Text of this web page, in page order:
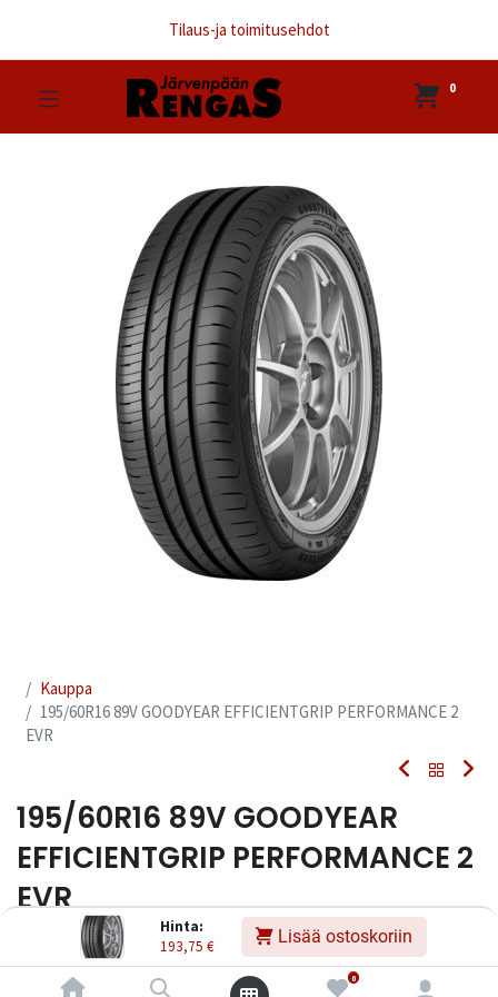
Hinta:
193,75 € Lisää ostoskoriin
0
Tilaus-ja toimitusehdot
0
Kauppa
195/60R16 89V GOODYEAR EFFICIENTGRIP PERFORMANCE 2
EVR
195/60R16 89V GOODYEAR
EFFICIENTGRIP PERFORMANCE 2
EVR
4038526039149 Tuotekoodi: 228164
193,75€ Sisältää ALV:n/ kpl